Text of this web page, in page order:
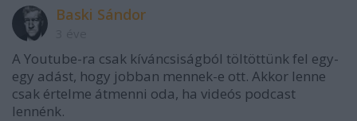
Baski Sándor
A Youtube-ra csak kíváncsiságból töltöttünk fel egy-
egy adást, hogy jobban mennek-e ott. Akkor lenne
csak értelme átmenni oda, ha videós podcast
lennénk.